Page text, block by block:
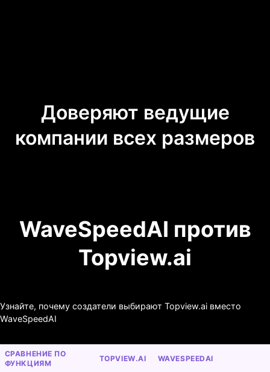
Доверяют ведущие
компании всех размеров
WaveSpeedAI против
Topview.ai
Узнайте, почему создатели выбирают Topview.ai вместо
WaveSpeedAI
СРАВНЕНИЕ ПО
ФУНКЦИЯМ
TOPVIEW.AI WAVESPEEDAI